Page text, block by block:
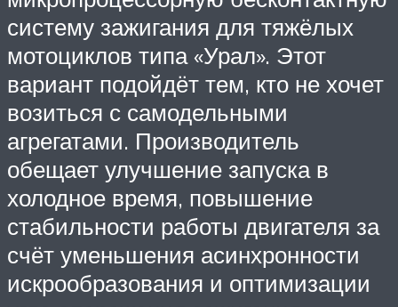
систему зажигания для тяжёлых
мотоциклов типа «Урал». Этот
вариант подойдёт тем, кто не хочет
возиться с самодельными
агрегатами. Производитель
обещает улучшение запуска в
холодное время, повышение
стабильности работы двигателя за
счёт уменьшения асинхронности
искрообразования и оптимизации